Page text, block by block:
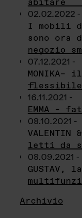
02.02.2022 -
I mobili di
sono ora
negozio
07.12.2021 -
flessibile
16.11.2021 -
EMMA –
08.10.2021 -
VALENTIN
letti da
08.09.2021 -
GUSTAV,
Archivio